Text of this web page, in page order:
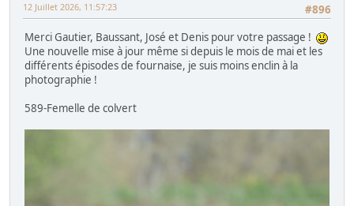
#896
12 Juillet 2026, 11:57:23
Merci Gautier, Baussant, José et Denis pour votre passage !
Une nouvelle mise à jour même si depuis le mois de mai et les
différents épisodes de fournaise, je suis moins enclin à la
photographie !
589-Femelle de colvert